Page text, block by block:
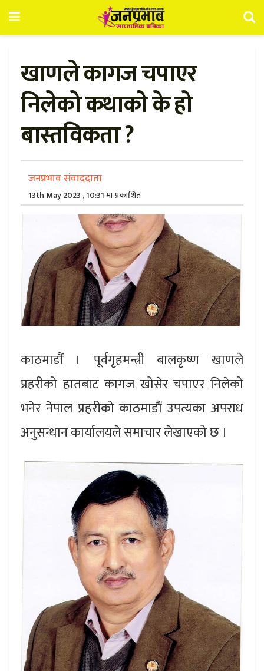
खाणले कागज चपाएर
निलेको कथाको के हो
बास्तविकता ?
जनप्रभाव संवाददाता
13th May 2023 , 10:31 मा प्रकाशित
काठमाडौं । पूर्वगृहमन्त्री बालकृष्ण खाणले
प्रहरीको हातबाट कागज खोसेर चपाएर निलेको
भनेर नेपाल प्रहरीको काठमाडौं उपत्यका अपराध
अनुसन्धान कार्यालयले समाचार लेखाएको छ ।